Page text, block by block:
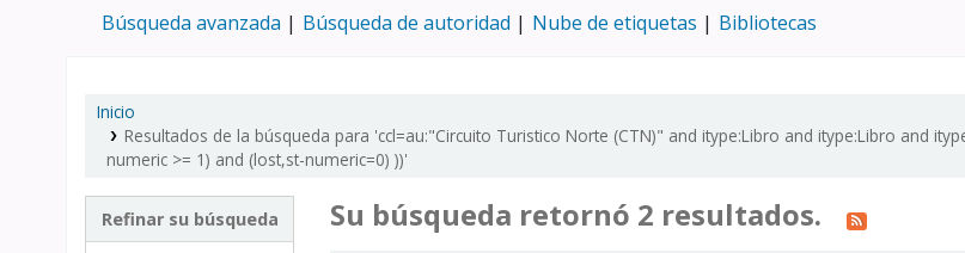
Búsqueda avanzada Búsqueda de autoridad Nube de etiquetas Bibliotecas
Inicio
Resultados de la búsqueda para 'ccl=au:"Circuito Turistico Norte (CTN)" and itype:Libro and itype:Libro and
numeric >= 1) and (lost,st-numeric=0) ))'
Refinar su búsqueda Su búsqueda retornó 2 resultados.